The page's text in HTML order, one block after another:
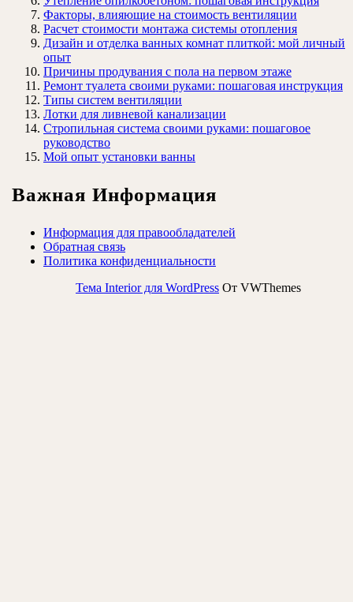
Факторы, влияющие на стоимость вентиляции
Расчет стоимости монтажа системы отопления
Дизайн и отделка ванных комнат плиткой: мой личный
опыт
Причины продувания с пола на первом этаже
Ремонт туалета своими руками: пошаговая инструкция
Типы систем вентиляции
Лотки для ливневой канализации
Стропильная система своими руками: пошаговое
руководство
Мой опыт установки ванны
Важная Информация
Информация для правообладателей
Обратная связь
Политика конфиденциальности
Тема Interior для WordPress От VWThemes